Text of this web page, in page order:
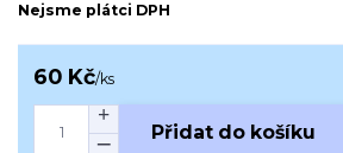
Nejsme plátci DPH
60 Kč/ks
Přidat do košíku